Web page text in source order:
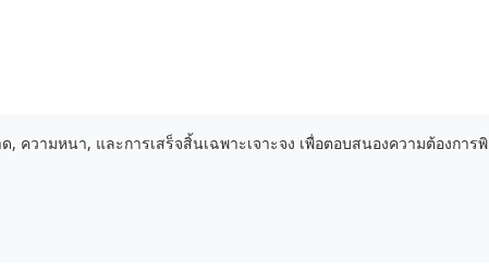
, ความหนา, และการเสร็จสิ้นเฉพาะเจาะจง เพื่อตอบสนองความต้องการ